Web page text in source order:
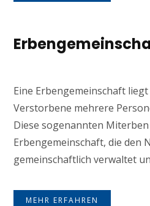
Eine Erbengemeinschaft
Verstorbene mehrere
Diese sogenannten
Erbengemeinschaft, die den
gemeinschaftlich verwaltet
MEHR ERFAHREN